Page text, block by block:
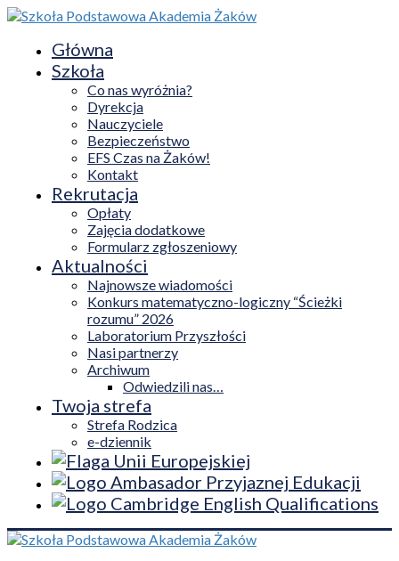
Główna
Szkoła
Co nas wyróżnia?
Dyrekcja
Nauczyciele
Bezpieczeństwo
EFS Czas na Żaków!
Kontakt
Rekrutacja
Opłaty
Zajęcia dodatkowe
Formularz zgłoszeniowy
Aktualności
Najnowsze wiadomości
Konkurs matematyczno-logiczny “Ścieżki
rozumu” 2026
Laboratorium Przyszłości
Nasi partnerzy
Archiwum
Odwiedzili nas…
Twoja strefa
Strefa Rodzica
e-dziennik